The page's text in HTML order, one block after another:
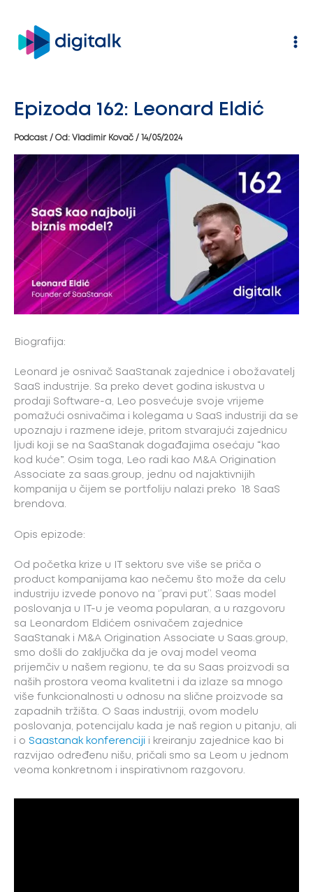
sadržaj
Epizoda 162: Leonard Eldić
Podcast / Od: Vladimir Kovač / 14/05/2024
Biografija:
Leonard je osnivač SaaStanak zajednice i obožavatelj
SaaS industrije. Sa preko devet godina iskustva u
prodaji Software-a, Leo posvećuje svoje vrijeme
pomažući osnivačima i kolegama u SaaS industriji da se
upoznaju i razmene ideje, pritom stvarajući zajednicu
ljudi koji se na SaaStanak događajima osećaju “kao
kod kuće”. Osim toga, Leo radi kao M&A Origination
Associate za saas.group, jednu od najaktivnijih
kompanija u čijem se portfoliju nalazi preko 18 SaaS
brendova.
Opis epizode:
Od početka krize u IT sektoru sve više se priča o
product kompanijama kao nečemu što može da celu
industriju izvede ponovo na ‘’pravi put’’. Saas model
poslovanja u IT-u je veoma popularan, a u razgovoru
sa Leonardom Eldićem osnivačem zajednice
SaaStanak i M&A Origination Associate u Saas.group,
smo došli do zaključka da je ovaj model veoma
prijemčiv u našem regionu, te da su Saas proizvodi sa
naših prostora veoma kvalitetni i da izlaze sa mnogo
više funkcionalnosti u odnosu na slične proizvode sa
zapadnih tržišta. O Saas industriji, ovom modelu
poslovanja, potencijalu kada je naš region u pitanju, ali
i o Saastanak konferenciji i kreiranju zajednice kao bi
razvijao određenu nišu, pričali smo sa Leom u jednom
veoma konkretnom i inspirativnom razgovoru.